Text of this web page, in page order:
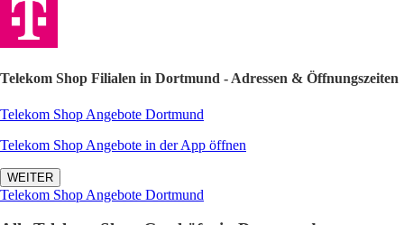
Telekom Shop Filialen in Dortmund - Adressen & Öffnungszeiten
Telekom Shop Angebote Dortmund
Telekom Shop Angebote in der App öffnen
WEITER
Telekom Shop Angebote Dortmund